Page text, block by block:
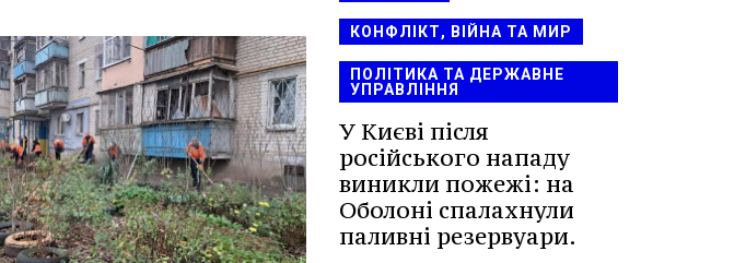
КОНФЛІКТ, ВІЙНА ТА МИР
ПОЛІТИКА ТА ДЕРЖАВНЕ
УПРАВЛІННЯ
У Києві після
російського нападу
виникли пожежі: на
Оболоні спалахнули
паливні резервуари.